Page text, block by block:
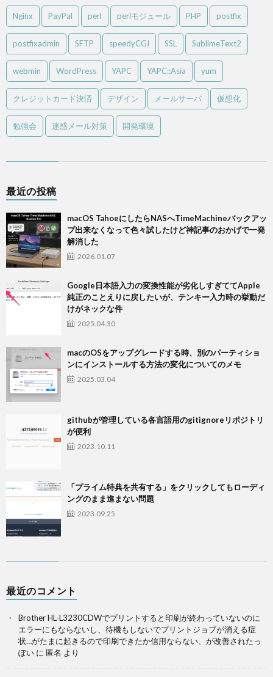
Nginx PayPal perl perlモジュール PHP postfix
postfixadmin SFTP speedyCGI SSL SublimeText2
webmin WordPress YAPC YAPC::Asia yum
クレジットカード決済 デザイン メールサーバ 仮想化
勉強会 迷惑メール対策 開発環境
最近の投稿
macOS TahoeにしたらNASへTimeMachineバックアッ
プ出来なくなって色々試したけど神記事のおかげで一発
解消した
2026.01.07
Google日本語入力の変換性能が劣化しすぎててApple
純正のことえりに戻したいが、テンキー入力時の挙動だ
けがネックな件
2025.04.30
macのOSをアップグレードする時、別のパーティショ
ンにインストールする方法の変化についてのメモ
2025.03.04
githubが管理している各言語用のgitignoreリポジトリ
が便利
2023.10.11
「プライム特典を共有する」をクリックしてもローディ
ングのまま進まない問題
2023.09.25
最近のコメント
Brother HL-L3230CDWでプリントすると印刷が終わっていないのに
エラーにもならないし、待機もしないでプリントジョブが消える症
状…がたまに起きるので印刷できたか信用ならない、が改善されたっ
ぽい に 匿名 より